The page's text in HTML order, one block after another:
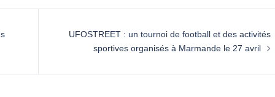
UFOSTREET : un tournoi de football et des activités
sportives organisés à Marmande le 27 avril